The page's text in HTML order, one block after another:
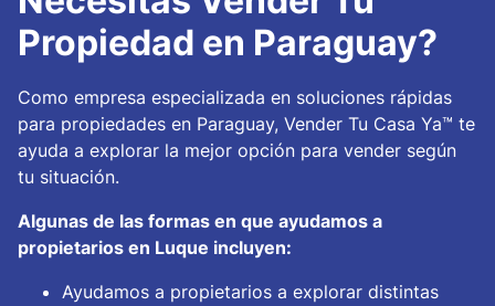
Propiedad en Paraguay?
Como empresa especializada en soluciones rápidas
para propiedades en Paraguay, Vender Tu Casa Ya™ te
ayuda a explorar la mejor opción para vender según
tu situación.
Algunas de las formas en que ayudamos a
propietarios en Luque incluyen:
Ayudamos a propietarios a explorar distintas